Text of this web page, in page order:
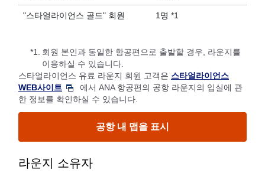
"스타얼라이언스 골드" 회원 1명 *1
*1.
회원 본인과 동일한 항공편으로 출발할 경우, 라운지를
이용하실 수 있습니다.
스타얼라이언스 유료 라운지 회원 고객은 스타얼라이언스
WEB사이트
에서 ANA 항공편의 공항 라운지의 입실에 관
한 정보를 확인하실 수 있습니다.
공항 내 맵을 표시
라운지 소유자